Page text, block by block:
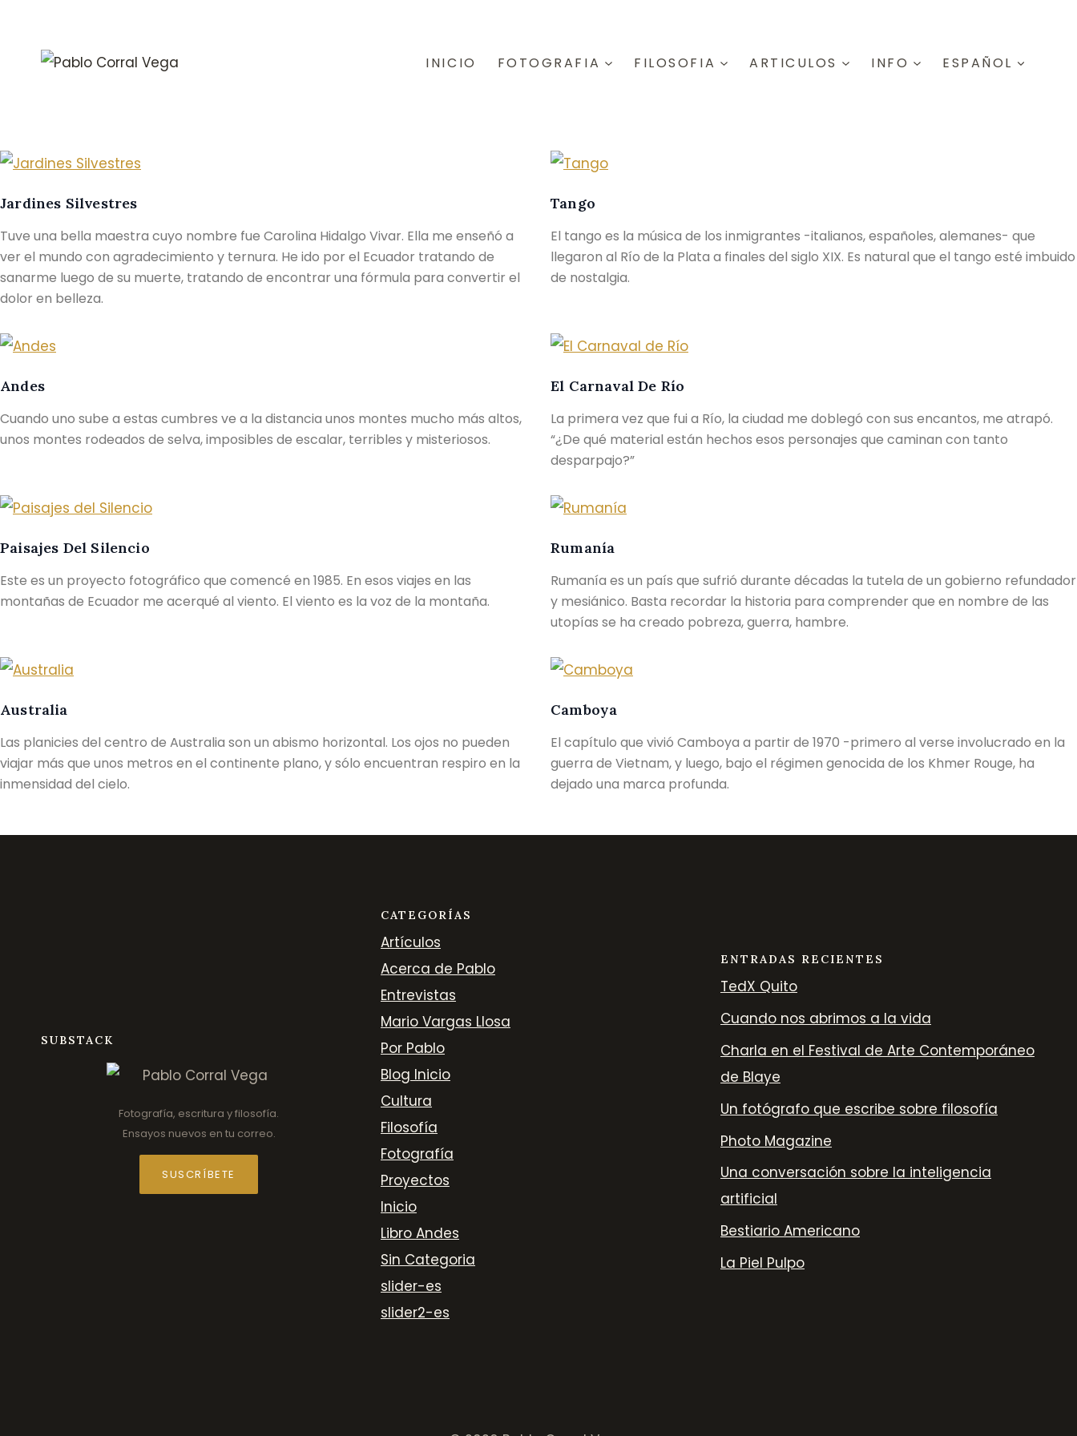
contenido
INICIO FOTOGRAFIA FILOSOFIA ARTICULOS INFO ESPAÑOL
Jardines Silvestres
Tuve una bella maestra cuyo nombre fue Carolina Hidalgo Vivar. Ella me enseñó a
ver el mundo con agradecimiento y ternura. He ido por el Ecuador tratando de
sanarme luego de su muerte, tratando de encontrar una fórmula para convertir el
dolor en belleza.
Tango
El tango es la música de los inmigrantes -italianos, españoles, alemanes- que
llegaron al Río de la Plata a finales del siglo XIX. Es natural que el tango esté imbuido
de nostalgia.
Andes
Cuando uno sube a estas cumbres ve a la distancia unos montes mucho más altos,
unos montes rodeados de selva, imposibles de escalar, terribles y misteriosos.
El Carnaval De Río
La primera vez que fui a Río, la ciudad me doblegó con sus encantos, me atrapó.
“¿De qué material están hechos esos personajes que caminan con tanto
desparpajo?”
Paisajes Del Silencio
Este es un proyecto fotográfico que comencé en 1985. En esos viajes en las
montañas de Ecuador me acerqué al viento. El viento es la voz de la montaña.
Rumanía
Rumanía es un país que sufrió durante décadas la tutela de un gobierno refundador
y mesiánico. Basta recordar la historia para comprender que en nombre de las
utopías se ha creado pobreza, guerra, hambre.
Australia
Las planicies del centro de Australia son un abismo horizontal. Los ojos no pueden
viajar más que unos metros en el continente plano, y sólo encuentran respiro en la
inmensidad del cielo.
Camboya
El capítulo que vivió Camboya a partir de 1970 -primero al verse involucrado en la
guerra de Vietnam, y luego, bajo el régimen genocida de los Khmer Rouge, ha
dejado una marca profunda.
SUBSTACK
Fotografía, escritura y filosofía.
Ensayos nuevos en tu correo.
SUSCRÍBETE
CATEGORÍAS
Artículos
Acerca de Pablo
Entrevistas
Mario Vargas Llosa
Por Pablo
Blog Inicio
Cultura
Filosofía
Fotografía
Proyectos
Inicio
Libro Andes
Sin Categoria
slider-es
slider2-es
ENTRADAS RECIENTES
TedX Quito
Cuando nos abrimos a la vida
Charla en el Festival de Arte Contemporáneo
de Blaye
Un fotógrafo que escribe sobre filosofía
Photo Magazine
Una conversación sobre la inteligencia
artificial
Bestiario Americano
La Piel Pulpo